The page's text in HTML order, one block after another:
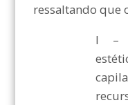
ressaltando que
I –